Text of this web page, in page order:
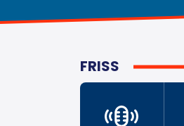
FRISS